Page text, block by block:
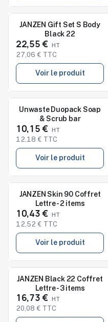
Nouveau
JANZEN Gift Set S Body
Black 22
22,55 €
27,06 € TTC
Voir le produit
Nouveau
Unwaste Duopack Soap
& Scrub bar
10,15 €
12,18 € TTC
Voir le produit
Nouveau
JANZEN Skin 90 Coffret
Lettre - 2 items
10,43 €
12,52 € TTC
Voir le produit
Nouveau
JANZEN Black 22 Coffret
Lettre - 3 items
16,73 €
20,08 € TTC